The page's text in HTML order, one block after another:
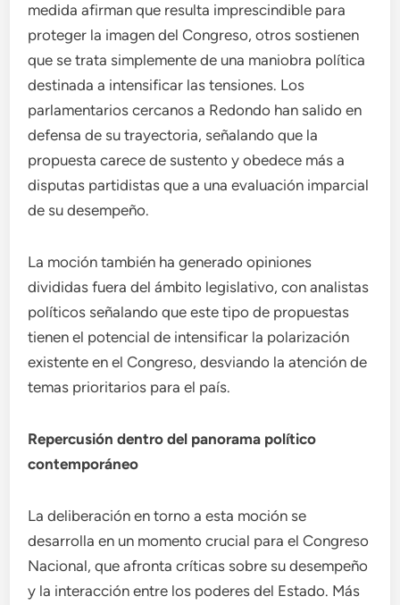
medida afirman que resulta imprescindible para
proteger la imagen del Congreso, otros sostienen
que se trata simplemente de una maniobra política
destinada a intensificar las tensiones. Los
parlamentarios cercanos a Redondo han salido en
defensa de su trayectoria, señalando que la
propuesta carece de sustento y obedece más a
disputas partidistas que a una evaluación imparcial
de su desempeño.
La moción también ha generado opiniones
divididas fuera del ámbito legislativo, con analistas
políticos señalando que este tipo de propuestas
tienen el potencial de intensificar la polarización
existente en el Congreso, desviando la atención de
temas prioritarios para el país.
Repercusión dentro del panorama político
contemporáneo
La deliberación en torno a esta moción se
desarrolla en un momento crucial para el Congreso
Nacional, que afronta críticas sobre su desempeño
y la interacción entre los poderes del Estado. Más